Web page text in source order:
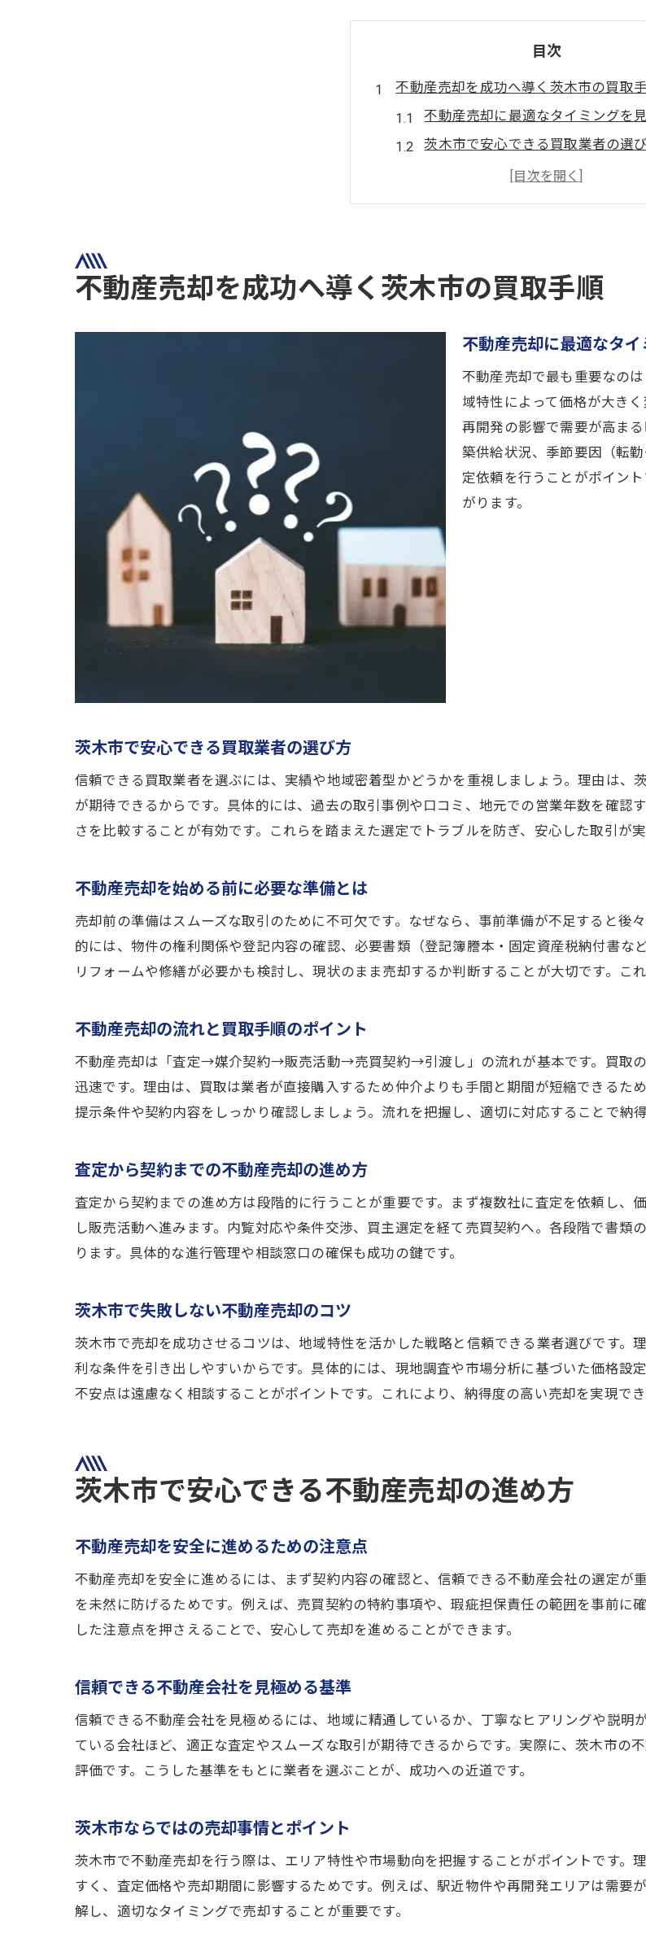
目次
不動産売却を成功へ導く茨木市の買取
不動産売却に最適なタイミングを
茨木市で安心できる買取業者の選
不動産売却を始める前に必要な準備
不動産売却の流れと買取手順のポ
茨木市で安心できる不動産売却の進め方
信頼できる不動産会社を見極める
茨木市ならではの売却事情とポイ
不動産売却に必要な書類と事前準
売却時のトラブルを未然に防ぐ方
不動産売却成功者の体験談とアド
買取と仲介の違いを知り失敗回避する方
それぞれのメリット・デメリット
自分に合った不動産売却方法の選び
買取と仲介の流れと手続きの違いを
不動産売却で損をしないための判断
売却価格を下げてしまう行動に注意
不動産売却でよくある失敗のパタ
安全な不動産売却のための情報収
不動産売却前にしておきたい整理
査定価格アップを目指す物件の魅せ
不動産売却で重視したい書類と手
納得感ある不動産売却のための交
茨木市で高く不動産売却するコツと流れ
不動産売却を高値で実現する具体
茨木市の特徴を活かした売却戦略
不動産売却で値下げを防ぐ交渉テ
高く売るために知っておきたい注意
買取価格を左右する評価ポイント
スムーズな売却のための事前準備法
不動産売却と買取の手続きの違い
売却後も安心できる手続きと税金対策の
不動産売却による課税の注意ポイン
トラブル回避のためのアフターサ
売却後も安心できる専門家の選び方
不動産売却を成功へ導く茨木市の買取手順
不動産売却に最適なタ
不動産売却で最も重要なの
域特性によって価格が大き
再開発の影響で需要が高ま
築供給状況、季節要因（転
定依頼を行うことがポイン
がります。
茨木市で安心できる買取業者の選び方
信頼できる買取業者を選ぶには、実績や地域密着型かどうかを重視しましょう。理由は、
が期待できるからです。具体的には、過去の取引事例や口コミ、地元での営業年数を確認
さを比較することが有効です。これらを踏まえた選定でトラブルを防ぎ、安心した取引が実
不動産売却を始める前に必要な準備とは
売却前の準備はスムーズな取引のために不可欠です。なぜなら、事前準備が不足すると後
的には、物件の権利関係や登記内容の確認、必要書類（登記簿謄本・固定資産税納付書な
リフォームや修繕が必要かも検討し、現状のまま売却するか判断することが大切です。こ
不動産売却の流れと買取手順のポイント
不動産売却は「査定→媒介契約→販売活動→売買契約→引渡し」の流れが基本です。買取
迅速です。理由は、買取は業者が直接購入するため仲介よりも手間と期間が短縮できるた
提示条件や契約内容をしっかり確認しましょう。流れを把握し、適切に対応することで納
査定から契約までの不動産売却の進め方
査定から契約までの進め方は段階的に行うことが重要です。まず複数社に査定を依頼し、
し販売活動へ進みます。内覧対応や条件交渉、買主選定を経て売買契約へ。各段階で書類
ります。具体的な進行管理や相談窓口の確保も成功の鍵です。
茨木市で失敗しない不動産売却のコツ
茨木市で売却を成功させるコツは、地域特性を活かした戦略と信頼できる業者選びです。
利な条件を引き出しやすいからです。具体的には、現地調査や市場分析に基づいた価格設
不安点は遠慮なく相談することがポイントです。これにより、納得度の高い売却を実現でき
茨木市で安心できる不動産売却の進め方
不動産売却を安全に進めるための注意点
不動産売却を安全に進めるには、まず契約内容の確認と、信頼できる不動産会社の選定が
を未然に防げるためです。例えば、売買契約の特約事項や、瑕疵担保責任の範囲を事前に
した注意点を押さえることで、安心して売却を進めることができます。
信頼できる不動産会社を見極める基準
信頼できる不動産会社を見極めるには、地域に精通しているか、丁寧なヒアリングや説明
ている会社ほど、適正な査定やスムーズな取引が期待できるからです。実際に、茨木市の
評価です。こうした基準をもとに業者を選ぶことが、成功への近道です。
茨木市ならではの売却事情とポイント
茨木市で不動産売却を行う際は、エリア特性や市場動向を把握することがポイントです。
すく、査定価格や売却期間に影響するためです。例えば、駅近物件や再開発エリアは需要
解し、適切なタイミングで売却することが重要です。